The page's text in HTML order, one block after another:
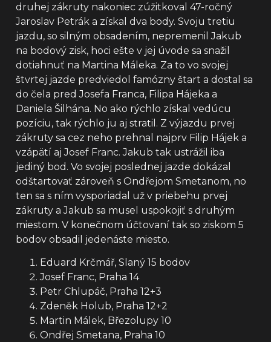
druhej zákruty nakoniec zúžitkoval 47-ročný
Jaroslav Petrák a získal dva body. Svoju tretiu
jazdu, so silným obsadením, nepremenil Jakub
na bodový zisk, hoci ešte v jej úvode sa snažil
dotiahnuť na Martina Máleka. Za to vo svojej
štvrtej jazde predviedol famózny štart a dostal sa
do čela pred Josefa Franca, Filipa Hájeka a
Daniela Šilhána. No ako rýchlo získal vedúcu
pozíciu, tak rýchlo ju aj stratil. Z výjazdu prvej
zákruty sa cez neho prehnal najprv Filip Hájek a
vzápätí aj Josef Franc. Jakub tak ustrážil iba
jediný bod. Vo svojej poslednej jazde dokázal
odštartovať zároveň s Ondřejom Smetanom, no
ten sa s ním vysporiadal už v priebehu prvej
zákruty a Jakub sa musel uspokojiť s druhým
miestom. V konečnom účtovaní tak so ziskom 5
bodov obsadil jedenáste miesto.
Eduard Krčmář, Slaný 15 bodov
Josef Franc, Praha 14
Petr Chlupáč, Praha 12+3
Zdeněk Holub, Praha 12+2
Martin Málek, Březolupy 10
Ondřej Smetana, Praha 10